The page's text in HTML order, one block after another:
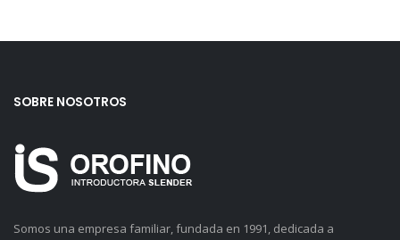
SOBRE NOSOTROS
Somos una empresa familiar, fundada en 1991, dedicada a